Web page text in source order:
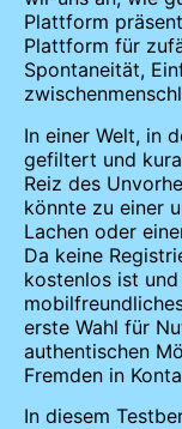
Plattform
Plattform für
Spontaneität,
In einer Welt, in
gefiltert und
Reiz des
könnte zu einer
Lachen oder
Da keine
kostenlos ist
erste Wahl für
authentischen
Fremden in
In diesem